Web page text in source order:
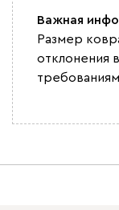
Важная
Размер
отклонения